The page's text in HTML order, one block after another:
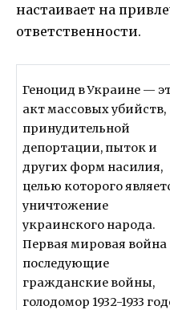
настаивает на
ответственности.
Геноцид в Украине —
акт массовых убийств,
принудительной
депортации, пыток и
других форм насилия,
целью которого
уничтожение
украинского народа.
Первая мировая война
последующие
гражданские войны,
голодомор 1932-1933